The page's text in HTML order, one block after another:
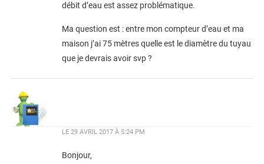
débit d’eau est assez problématique.
Ma question est : entre mon compteur d’eau et ma
maison j’ai 75 mètres quelle est le diamètre du tuyau
que je devrais avoir svp ?
LE 29 AVRIL 2017 À 5:24 PM
Bonjour,